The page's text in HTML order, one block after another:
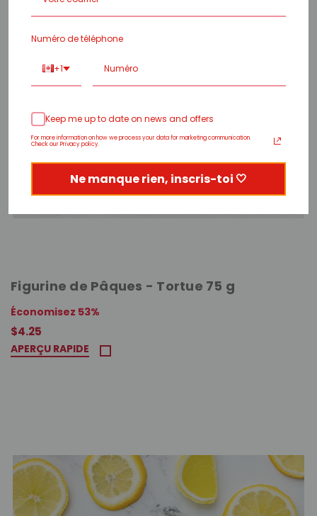
Figurine de Pâques - Tortue 75 g
Économisez 53%
$4.25
APERÇU RAPIDE
Numéro de téléphone
+1
Keep me up to date on news and offers
For more information on how we process your data for marketing communication.
Check our Privacy policy.
Ne manque rien, inscris-toi 🤍